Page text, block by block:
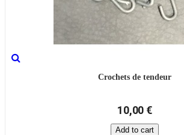
Crochets de tendeur
10,00 €
Add to cart